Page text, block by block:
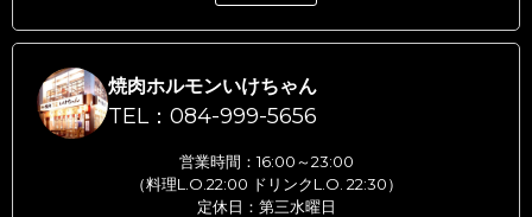
焼肉ホルモンいけちゃん
TEL：084-999-5656
営業時間：16:00～23:00
（料理L.O.22:00 ドリンクL.O. 22:30）
定休日：第三水曜日